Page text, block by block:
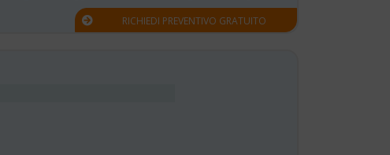
RICHIEDI PREVENTIVO GRATUITO